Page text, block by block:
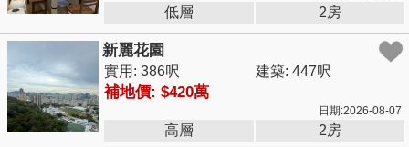
低層 2房
新麗花園
實用: 386呎 建築: 447呎
補地價: $420萬
日期:2026-08-07
高層 2房